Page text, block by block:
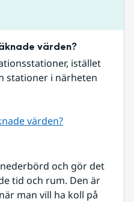
värden?
istället
stationer i närheten
värden?
och gör det
tid och rum. Den är
man vill ha koll på